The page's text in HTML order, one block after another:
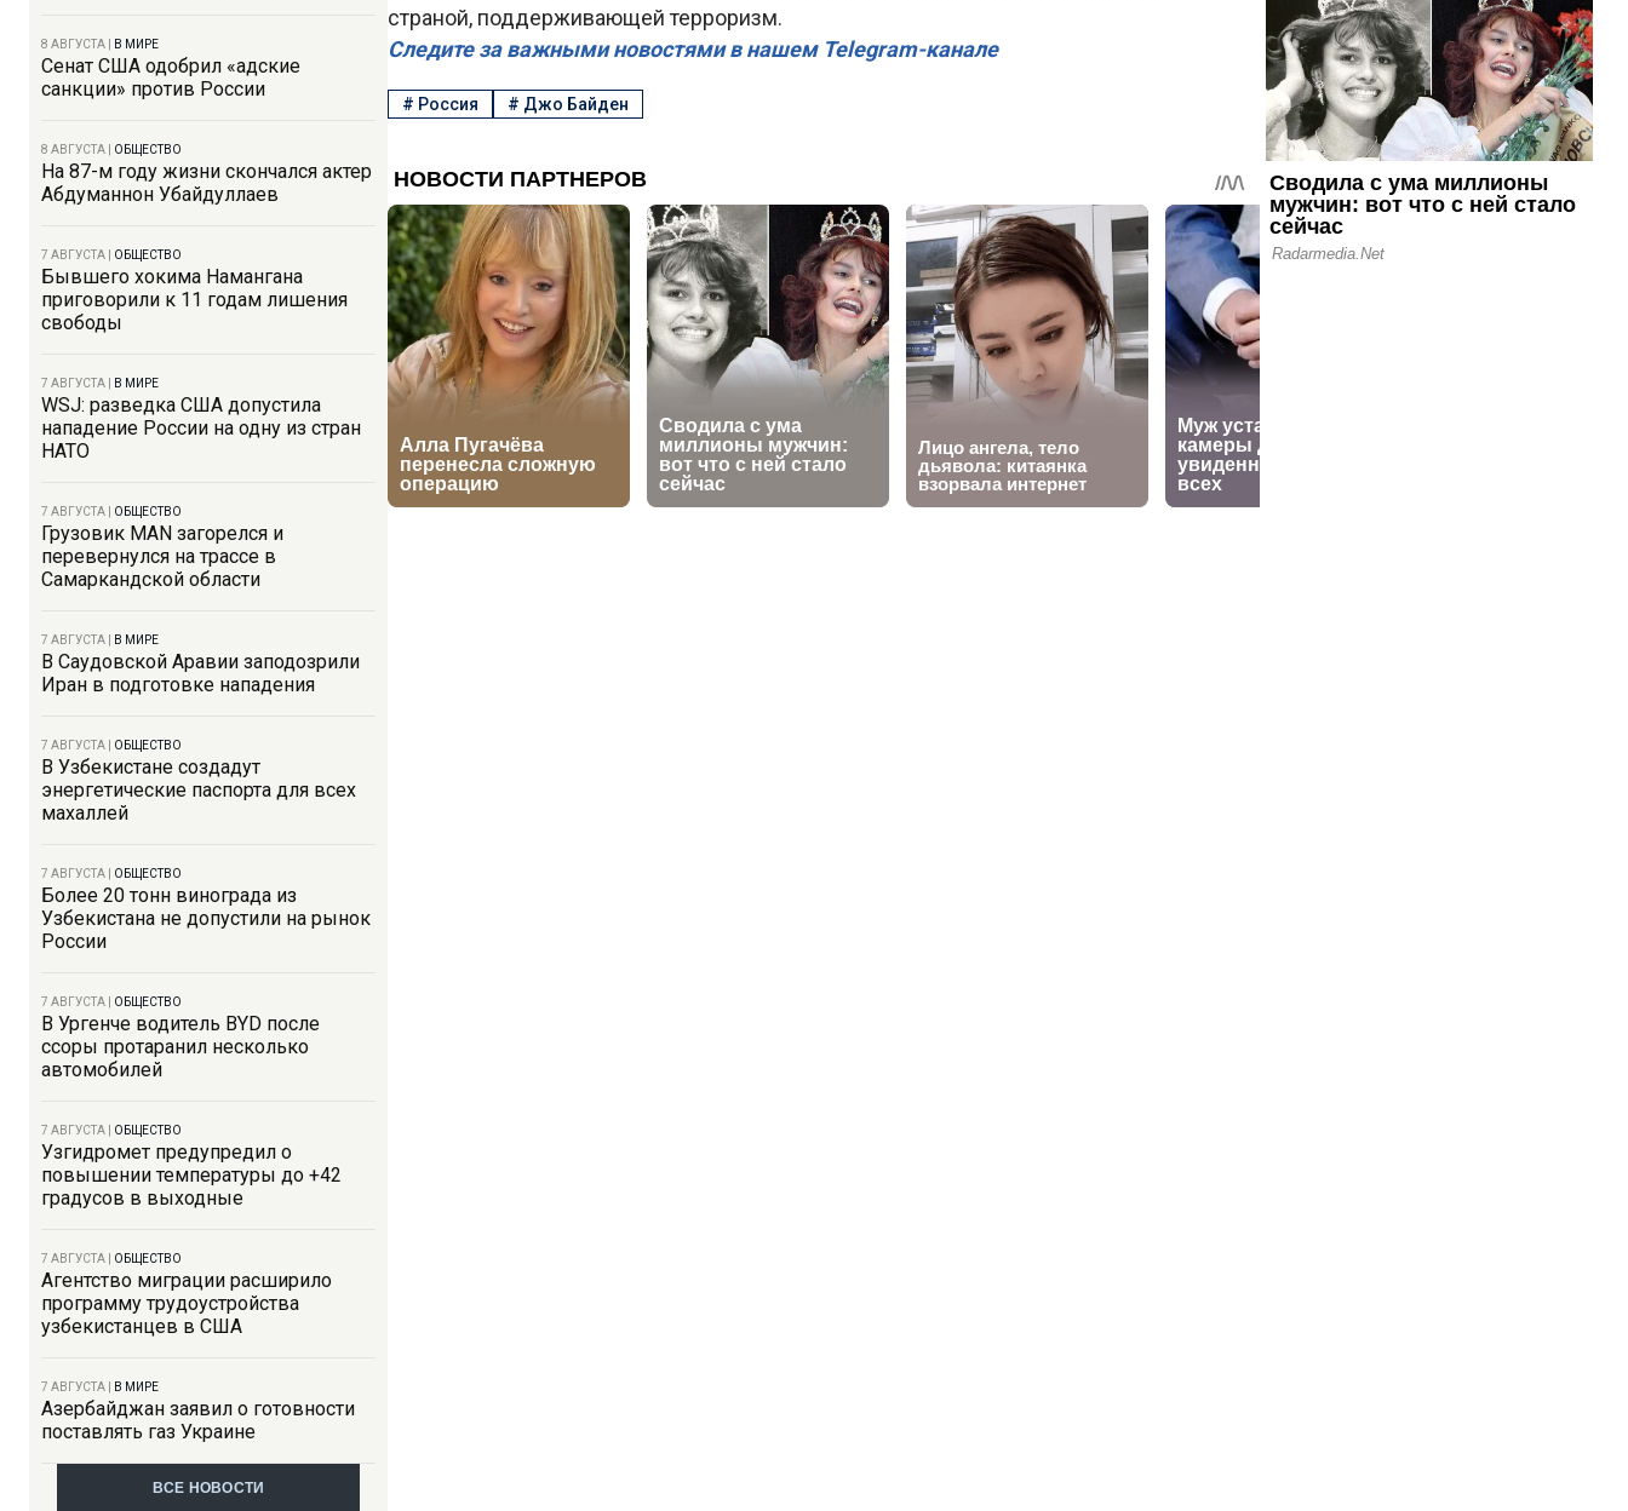
8 АВГУСТА В МИРЕ
Сенат США одобрил «адские
санкции» против России
8 АВГУСТА ОБЩЕСТВО
На 87-м году жизни скончался актер
Абдуманнон Убайдуллаев
7 АВГУСТА ОБЩЕСТВО
Бывшего хокима Намангана
приговорили к 11 годам лишения
свободы
7 АВГУСТА В МИРЕ
WSJ: разведка США допустила
нападение России на одну из стран
НАТО
7 АВГУСТА ОБЩЕСТВО
Грузовик MAN загорелся и
перевернулся на трассе в
Самаркандской области
7 АВГУСТА В МИРЕ
В Саудовской Аравии заподозрили
Иран в подготовке нападения
7 АВГУСТА ОБЩЕСТВО
В Узбекистане создадут
энергетические паспорта для всех
махаллей
7 АВГУСТА ОБЩЕСТВО
Более 20 тонн винограда из
Узбекистана не допустили на рынок
России
7 АВГУСТА ОБЩЕСТВО
В Ургенче водитель BYD после
ссоры протаранил несколько
автомобилей
7 АВГУСТА ОБЩЕСТВО
Узгидромет предупредил о
повышении температуры до +42
градусов в выходные
7 АВГУСТА ОБЩЕСТВО
Агентство миграции расширило
программу трудоустройства
узбекистанцев в США
7 АВГУСТА В МИРЕ
Азербайджан заявил о готовности
поставлять газ Украине
ВСЕ НОВОСТИ
страной, поддерживающей терроризм.
Следите за важными новостями в нашем Telegram-канале
# Россия # Джо Байден